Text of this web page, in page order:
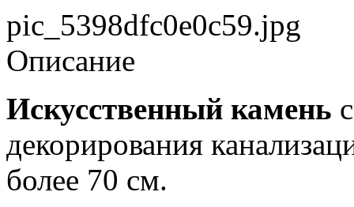
pic_5398dfc0e0c59.jpg
Описание
Искусственный камень
декорирования
более 70 см.